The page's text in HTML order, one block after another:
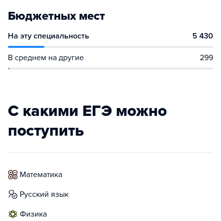
Бюджетных мест
На эту специальность 5 430
В среднем на другие 299
С какими ЕГЭ можно
поступить
математика
русский язык
физика